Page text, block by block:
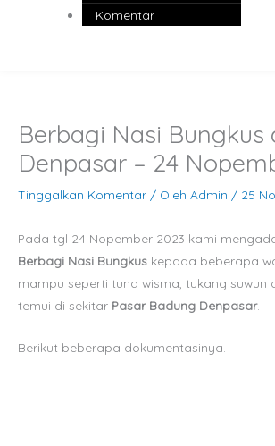
Komentar
Berbagi Nasi Bungkus
Denpasar – 24
Tinggalkan Komentar / Oleh Admin / 25
Pada tgl 24 Nopember 2023 kami
Berbagi Nasi Bungkus kepada beberapa
mampu seperti tuna wisma, tukang suwun
temui di sekitar Pasar Badung Denpasar.
Berikut beberapa dokumentasinya.